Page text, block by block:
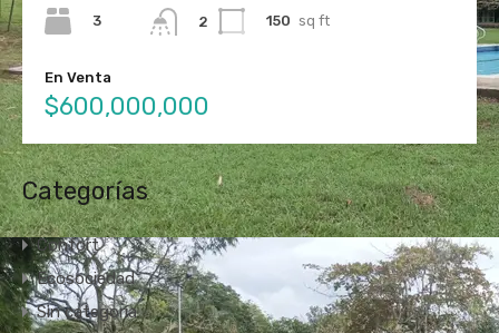
3
2
150 sq ft
En Venta
$600,000,000
Categorías
Confort
Ecosociedad
Sin categoría